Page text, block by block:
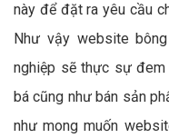
này để đặt ra yêu cầu
Như vậy website
nghiệp sẽ thực sự đem
bá cũng như bán sản
như mong muốn